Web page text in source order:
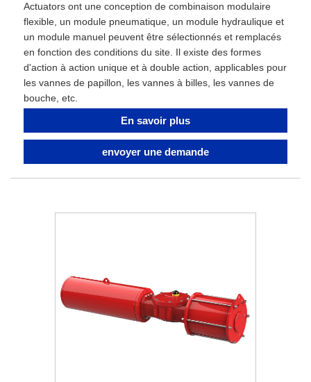
Actuators ont une conception de combinaison modulaire
flexible, un module pneumatique, un module hydraulique et
un module manuel peuvent être sélectionnés et remplacés
en fonction des conditions du site. Il existe des formes
d'action à action unique et à double action, applicables pour
les vannes de papillon, les vannes à billes, les vannes de
bouche, etc.
En savoir plus
envoyer une demande